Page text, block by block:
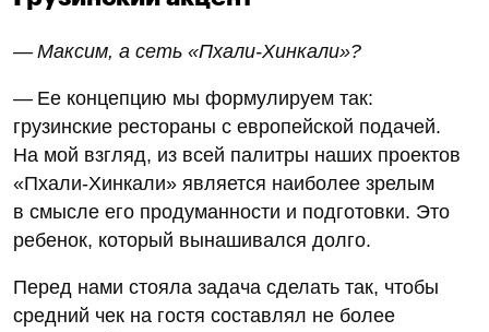
— Максим, а сеть «Пхали-Хинкали»?
— Ее концепцию мы формулируем так:
грузинские рестораны с европейской подачей.
На мой взгляд, из всей палитры наших проектов
«Пхали-Хинкали» является наиболее зрелым
в смысле его продуманности и подготовки. Это
ребенок, который вынашивался долго.
Перед нами стояла задача сделать так, чтобы
средний чек на гостя составлял не более